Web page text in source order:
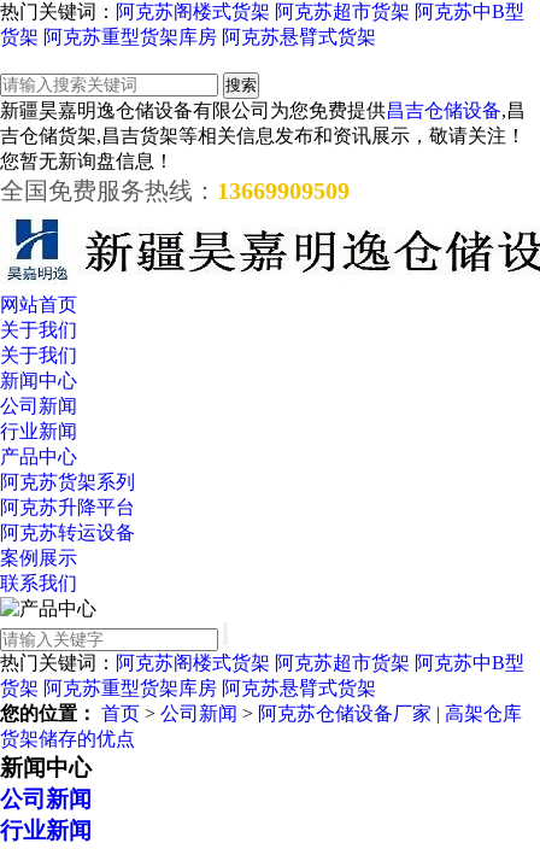
热门关键词： 阿克苏阁楼式货架 阿克苏超市货架 阿克苏中B型
货架 阿克苏重型货架库房 阿克苏悬臂式货架
新疆昊嘉明逸仓储设备有限公司为您免费提供昌吉仓储设备,昌
吉仓储货架,昌吉货架等相关信息发布和资讯展示，敬请关注！
您暂无新询盘信息！
全国免费服务热线： 13669909509
网站首页
关于我们
关于我们
新闻中心
公司新闻
行业新闻
产品中心
阿克苏货架系列
阿克苏升降平台
阿克苏转运设备
案例展示
联系我们
热门关键词： 阿克苏阁楼式货架 阿克苏超市货架 阿克苏中B型
货架 阿克苏重型货架库房 阿克苏悬臂式货架
您的位置： 首页 > 公司新闻 > 阿克苏仓储设备厂家 | 高架仓库
货架储存的优点
新闻中心
公司新闻
行业新闻